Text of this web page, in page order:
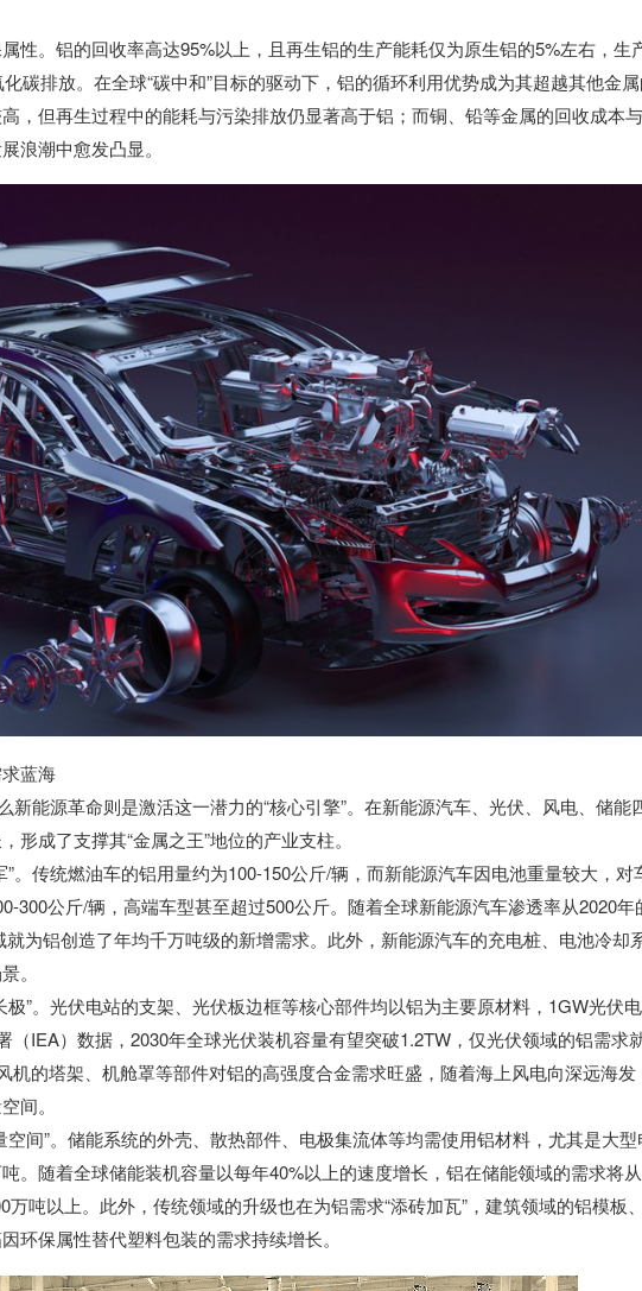
性。铝的回收率高达95%以上，且再生铝的生产能耗仅为原生铝的5%左右，生
碳排放。在全球“碳中和”目标的驱动下，铝的循环利用优势成为其超越其他金
，但再生过程中的能耗与污染排放仍显著高于铝；而铜、铅等金属的回收成本
浪潮中愈发凸显。
蓝海
新能源革命则是激活这一潜力的“核心引擎”。在新能源汽车、光伏、风电、储能
成了支撑其“金属之王”地位的产业支柱。
。传统燃油车的铝用量约为100-150公斤/辆，而新能源汽车因电池重量较大，对
300公斤/辆，高端车型甚至超过500公斤。随着全球新能源汽车渗透率从2020年
为铝创造了年均千万吨级的新增需求。此外，新能源汽车的充电桩、电池冷却
。
”。光伏电站的支架、光伏板边框等核心部件均以铝为主要原材料，1GW光伏
（IEA）数据，2030年全球光伏装机容量有望突破1.2TW，仅光伏领域的铝需求
机的塔架、机舱罩等部件对铝的高强度合金需求旺盛，随着海上风电向深远海发
间。
间”。储能系统的外壳、散热部件、电极集流体等均需使用铝材料，尤其是大型
。随着全球储能装机容量以每年40%以上的速度增长，铝在储能领域的需求将从
吨以上。此外，传统领域的升级也在为铝需求“添砖加瓦”，建筑领域的铝模板
环保属性替代塑料包装的需求持续增长。